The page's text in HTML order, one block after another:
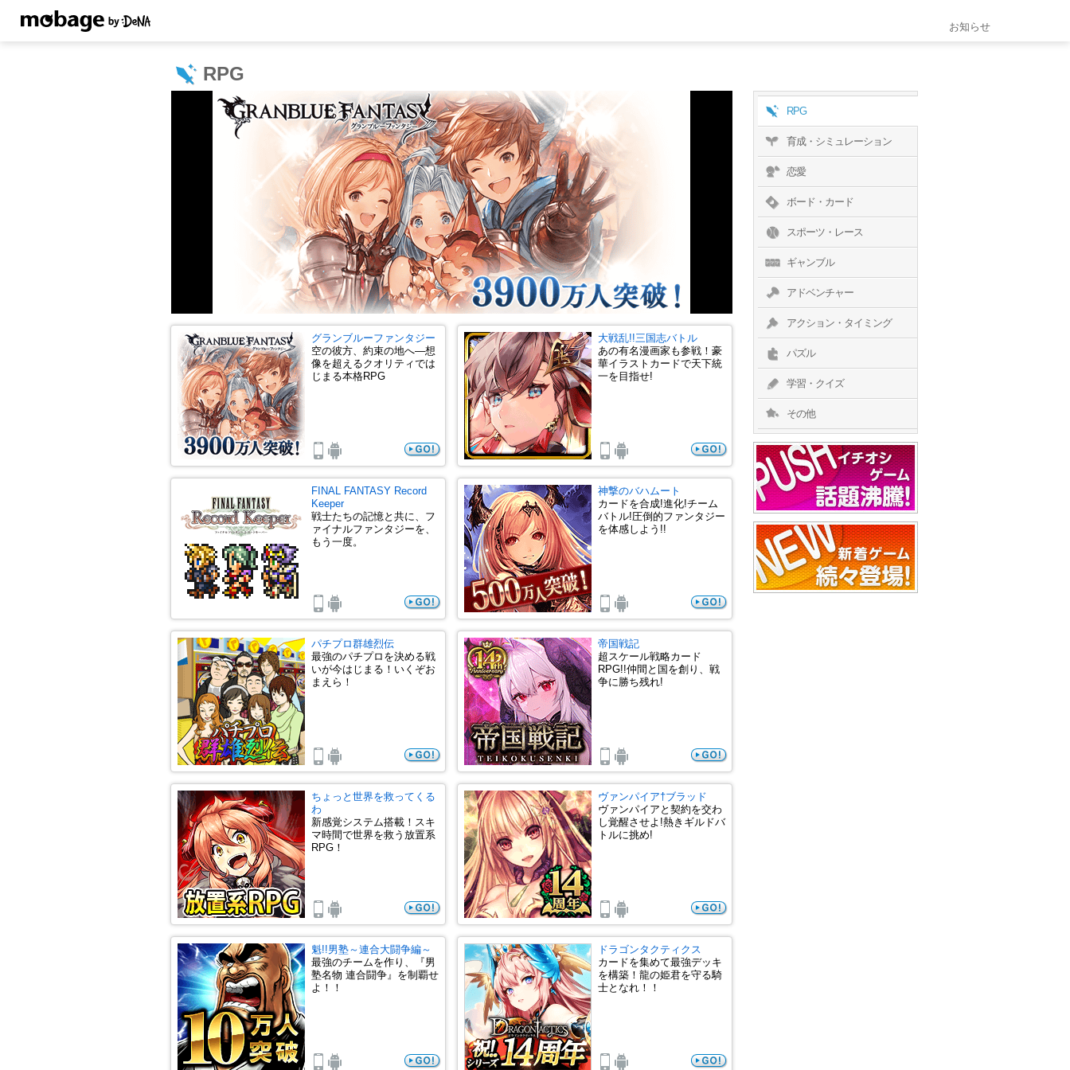
お知らせ
RPG
グランブルーファンタジー
空の彼方、約束の地へ―想
像を超えるクオリティでは
じまる本格RPG
大戦乱!!三国志バトル
あの有名漫画家も参戦！豪
華イラストカードで天下統
一を目指せ!
FINAL FANTASY Record
Keeper
戦士たちの記憶と共に、フ
ァイナルファンタジーを、
もう一度。
神撃のバハムート
カードを合成!進化!チーム
バトル!圧倒的ファンタジー
を体感しよう!!
パチプロ群雄烈伝
最強のパチプロを決める戦
いが今はじまる！いくぞお
まえら！
帝国戦記
超スケール戦略カード
RPG!!仲間と国を創り、戦
争に勝ち残れ!
ちょっと世界を救ってくる
わ
新感覚システム搭載！スキ
マ時間で世界を救う放置系
RPG！
ヴァンパイア†ブラッド
ヴァンパイアと契約を交わ
し覚醒させよ!熱きギルドバ
トルに挑め!
魁!!男塾～連合大闘争編～
最強のチームを作り、『男
塾名物 連合闘争』を制覇せ
よ！！
ドラゴンタクティクス
カードを集めて最強デッキ
を構築！龍の姫君を守る騎
士となれ！！
RPG
育成・シミュレーション
恋愛
ボード・カード
スポーツ・レース
ギャンブル
アドベンチャー
アクション・タイミング
パズル
学習・クイズ
その他